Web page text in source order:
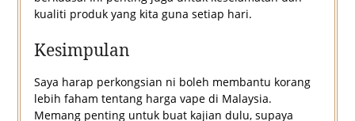
kualiti produk yang kita guna setiap hari.
Kesimpulan
Saya harap perkongsian ni boleh membantu korang
lebih faham tentang harga vape di Malaysia.
Memang penting untuk buat kajian dulu, supaya